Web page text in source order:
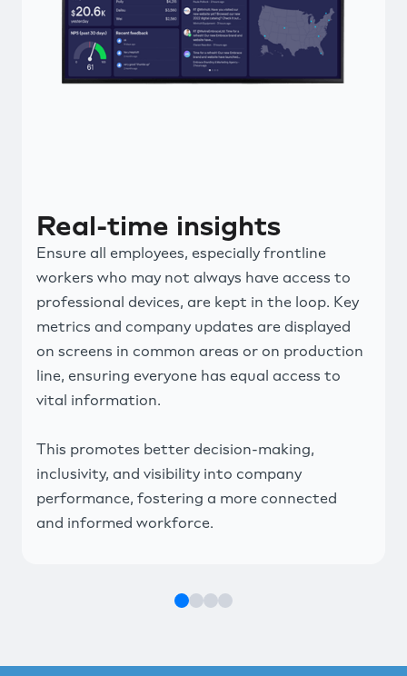
Real-time insights
Ensure all employees, especially frontline
workers who may not always have access to
professional devices, are kept in the loop. Key
metrics and company updates are displayed
on screens in common areas or on production
line, ensuring everyone has equal access to
vital information.
This promotes better decision-making,
inclusivity, and visibility into company
performance, fostering a more connected
and informed workforce.